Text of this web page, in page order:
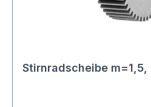
Stirnradscheibe m=1,5,